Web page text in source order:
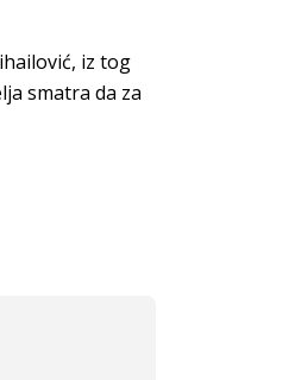
iz tog
smatra da za